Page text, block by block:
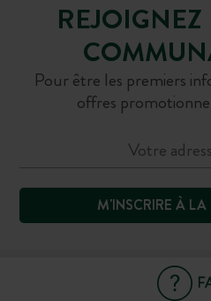
Pour être les premiers
offres
M'INSCRIRE À LA